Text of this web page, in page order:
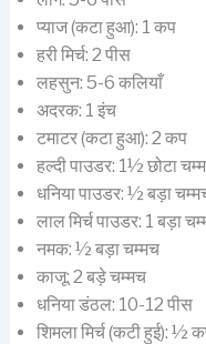
प्याज (कटा हुआ): 1 कप
हरी मिर्च: 2 पीस
लहसुन: 5-6 कलियाँ
अदरक: 1 इंच
टमाटर (कटा हुआ): 2 कप
हल्दी पाउडर: 1½ छोटा
धनिया पाउडर: ½ बड़ा
लाल मिर्च पाउडर: 1 बड़ा
नमक: ½ बड़ा चम्मच
काजू: 2 बड़े चम्मच
धनिया डंठल: 10-12 पीस
शिमला मिर्च (कटी हुई): ½